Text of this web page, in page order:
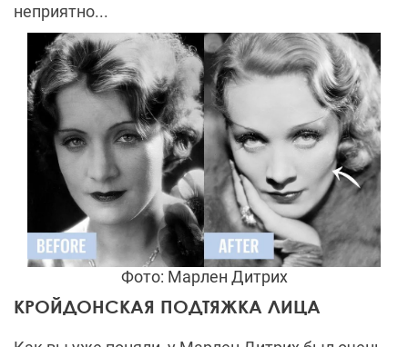
неприятно...
Фото: Марлен Дитрих
КРОЙДОНСКАЯ ПОДТЯЖКА ЛИЦА